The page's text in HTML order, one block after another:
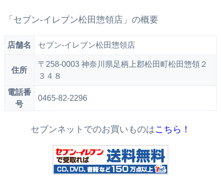
「セブン‐イレブン松田惣領店」の概要
店舗名 セブン‐イレブン松田惣領店
住所
〒258-0003 神奈川県足柄上郡松田町松田惣領２
３４８
電話番
号
0465-82-2296
セブンネットでのお買いものはこちら！